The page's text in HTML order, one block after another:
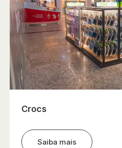
Crocs
Saiba mais